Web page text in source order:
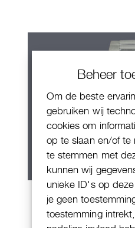
Beheer
Om de beste
gebruiken wij
cookies om
op te slaan en/of te
te stemmen met
kunnen wij
unieke ID's op
je geen
toestemming
Rolex